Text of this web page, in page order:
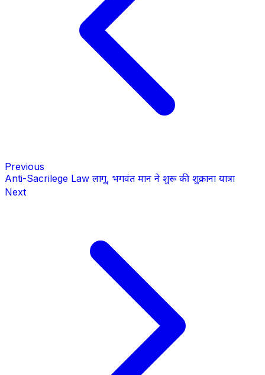
Previous
Anti-Sacrilege Law लागू, भगवंत मान ने शुरू की शुक्राना यात्रा
Next